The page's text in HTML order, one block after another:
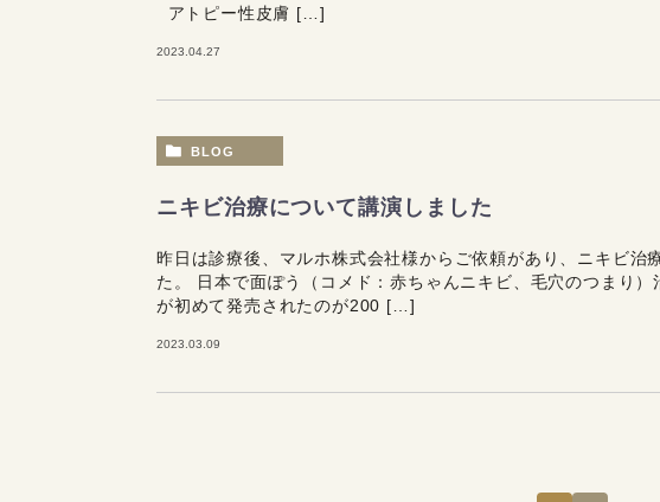
アトピー性皮膚 […]
2023.04.27
BLOG
ニキビ治療について講演しました
昨日は診療後、マルホ株式会社様からご依頼があり、ニキビ治
た。 日本で面ぽう（コメド：赤ちゃんニキビ、毛穴のつまり
が初めて発売されたのが200 […]
2023.03.09